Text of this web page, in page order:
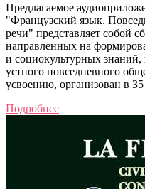
Предлагаемое
"Французский язык.
речи" представляет собой
направленных на
и социокультурных
устного повседневного
усвоению, организован в 35
Подробнее